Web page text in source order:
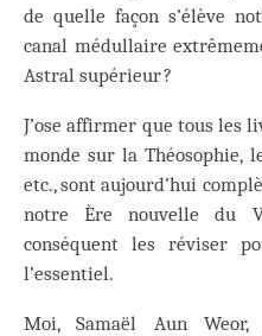
de quelle façon s’élève
canal médullaire
Astral supérieur ?
J’ose affirmer que tous les
monde sur la Théosophie,
etc., sont aujourd’hui
notre Ère nouvelle du
conséquent les réviser
l’essentiel.
Moi, Samaël Aun